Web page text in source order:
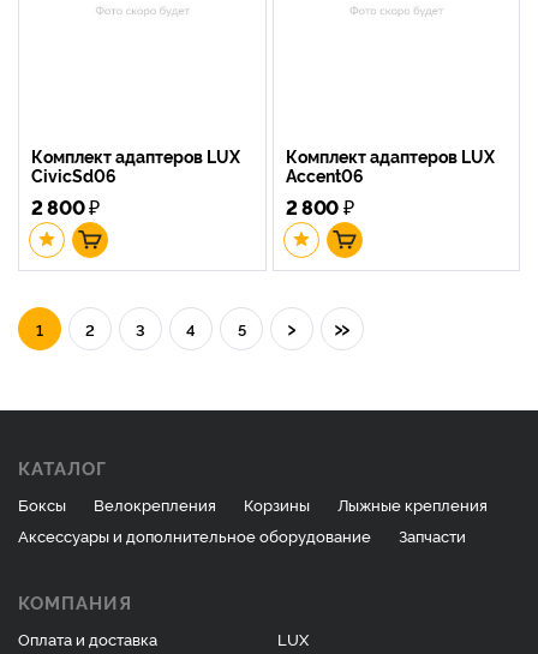
Комплект адаптеров LUX
CivicSd06
2 800₽
Комплект адаптеров LUX
Accent06
2 800₽
1 2 3 4 5 › »
КАТАЛОГ
Боксы Велокрепления Корзины
Лыжные крепления
Аксессуары и дополнительное оборудование
Запчасти
КОМПАНИЯ
Оплата и доставка LUX